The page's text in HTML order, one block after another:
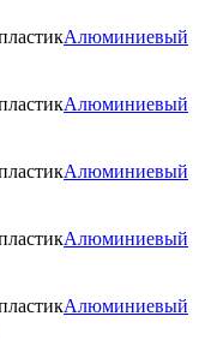
Алюминиевый
Алюминиевый
Алюминиевый
Алюминиевый
Алюминиевый